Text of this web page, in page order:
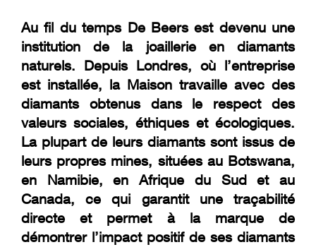
Au fil du temps De Beers est devenu une
institution de la joaillerie en diamants
naturels. Depuis Londres, où l’entreprise
est installée, la Maison travaille avec des
diamants obtenus dans le respect des
valeurs sociales, éthiques et écologiques.
La plupart de leurs diamants sont issus de
leurs propres mines, situées au Botswana,
en Namibie, en Afrique du Sud et au
Canada, ce qui garantit une traçabilité
directe et permet à la marque de
démontrer l’impact positif de ses diamants